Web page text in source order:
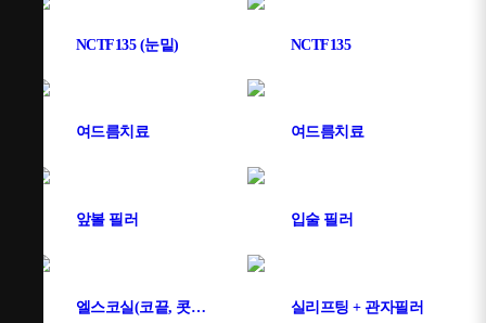
NCTF135 (눈밑) NCTF135
여드름치료 여드름치료
앞볼 필러 입술 필러
엘스코실(코끝, 콧대, 비순각) 실리프팅 + 관자필러